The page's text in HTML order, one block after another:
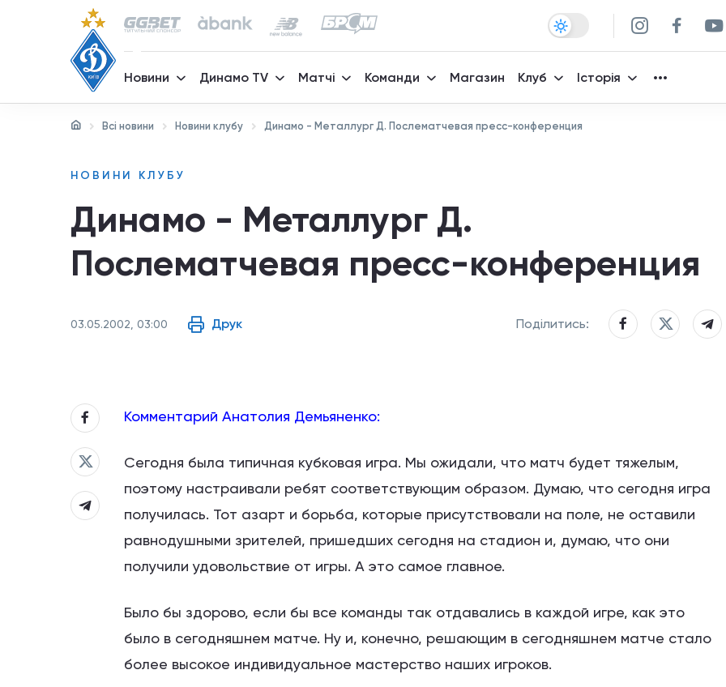
Новини Динамо TV Матчі Команди Магазин Клуб Історія
Всі новини Новини клубу Динамо - Металлург Д. Послематчевая пресс-конференция
НОВИНИ КЛУБУ
Динамо - Металлург Д.
Послематчевая пресс-конференция
03.05.2002, 03:00 Друк Поділитись:
Комментарий Анатолия Демьяненко:
Сегодня была типичная кубковая игра. Мы ожидали, что матч будет тяжелым,
поэтому настраивали ребят соответствующим образом. Думаю, что сегодня игра
получилась. Тот азарт и борьба, которые присутствовали на поле, не оставили
равнодушными зрителей, пришедших сегодня на стадион и, думаю, что они
получили удовольствие от игры. А это самое главное.
Было бы здорово, если бы все команды так отдавались в каждой игре, как это
было в сегодняшнем матче. Ну и, конечно, решающим в сегодняшнем матче стало
более высокое индивидуальное мастерство наших игроков.